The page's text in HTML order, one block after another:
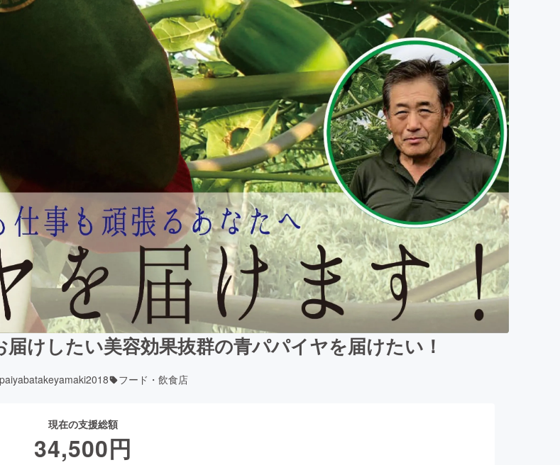
けしたい美容効果抜群の青パパイヤを届けたい！
フード・飲食店
現在の支援総額
34,500円